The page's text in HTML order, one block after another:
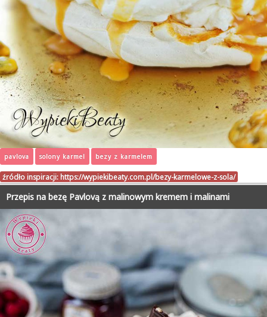
pavlova solony karmel bezy z karmelem
źródło inspiracji: https://wypiekibeaty.com.pl/bezy-karmelowe-z-sola/
Przepis na bezę Pavlovą z malinowym kremem i malinami